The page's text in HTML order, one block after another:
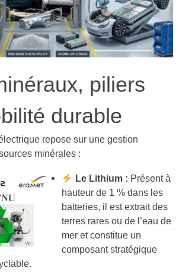
piliers
durable
repose sur une gestion
minérales :
Le Lithium : Présent à
hauteur de 1 % dans les
batteries, il est extrait des
terres rares ou de l’eau de
mer et constitue un
composant stratégique